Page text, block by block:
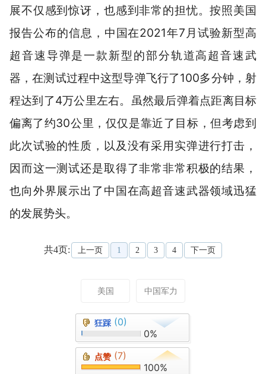
展不仅感到惊讶，也感到非常的担忧。按照美国
报告公布的信息，中国在2021年7月试验新型高
超音速导弹是一款新型的部分轨道高超音速武
器，在测试过程中这型导弹飞行了100多分钟，射
程达到了4万公里左右。虽然最后弹着点距离目标
偏离了约30公里，仅仅是靠近了目标，但考虑到
此次试验的性质，以及没有采用实弹进行打击，
因而这一测试还是取得了非常非常积极的结果，
也向外界展示出了中国在高超音速武器领域迅猛
的发展势头。
共4页: 上一页 1 2 3 4 下一页
美国 中国军力
狂踩 (0)
0%
点赞 (7)
100%